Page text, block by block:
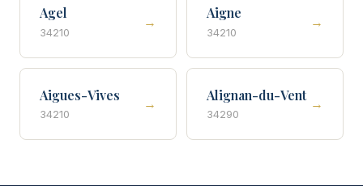
Agel
34210
→
Aigne
34210
→
Aigues-Vives
34210
→
Alignan-du-Vent
34290
→